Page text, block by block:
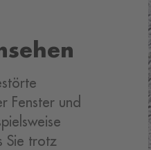
Fenster und
Sie trotz